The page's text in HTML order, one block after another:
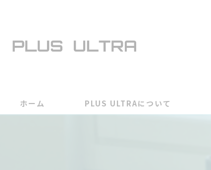
ホーム PLUS ULTRAについて